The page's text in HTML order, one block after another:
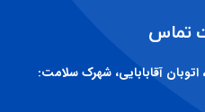
تماس
اتوبان آقابابایی، شهرک سلامت: